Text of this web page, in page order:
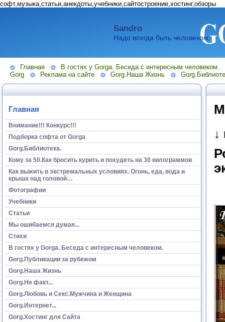
софт,музыка,статьи,анекдоты,учебники,сайтостроение,хостинг,обзоры
Sandro
Надо всегда быть человеком.
Главная
В гостях у Gorga. Беседа с интересным человеком.
Gorg
Реклама на сайте Gorg.Наша Жизнь
Главная
Внимание!!! Конкурс!!!
Подборка софта от Gorga
Gorg.Библиотека.
Кому за 50.Как бросить курить и похудеть на 30 килограммов
Как выжить в экстремальных условиях. Огонь, еда, вода и
крыша над головой…
Фотографии
Учебники
Статьи
Мы ошибаемся думая...
Стихи
В гостях у Gorga. Беседа с интересным человеком.
Gorg.Публикации за рубежом
Gorg.Наша Жизнь
Gorg.Не факт...
Gorg.Любовь и Секс.Мужчина и Женщина
Gorg.Интернет...
Gorg.Хостинг для Сайта